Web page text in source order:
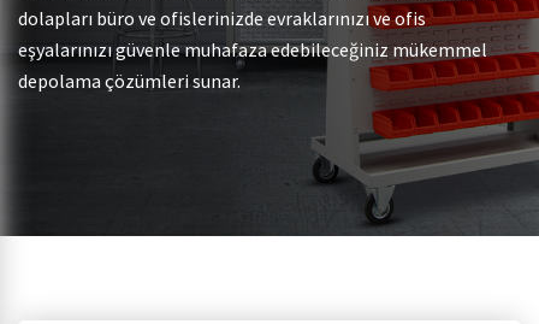
dolapları büro ve ofislerinizde evraklarınızı ve ofis
eşyalarınızı güvenle muhafaza edebileceğiniz mükemmel
depolama çözümleri sunar.